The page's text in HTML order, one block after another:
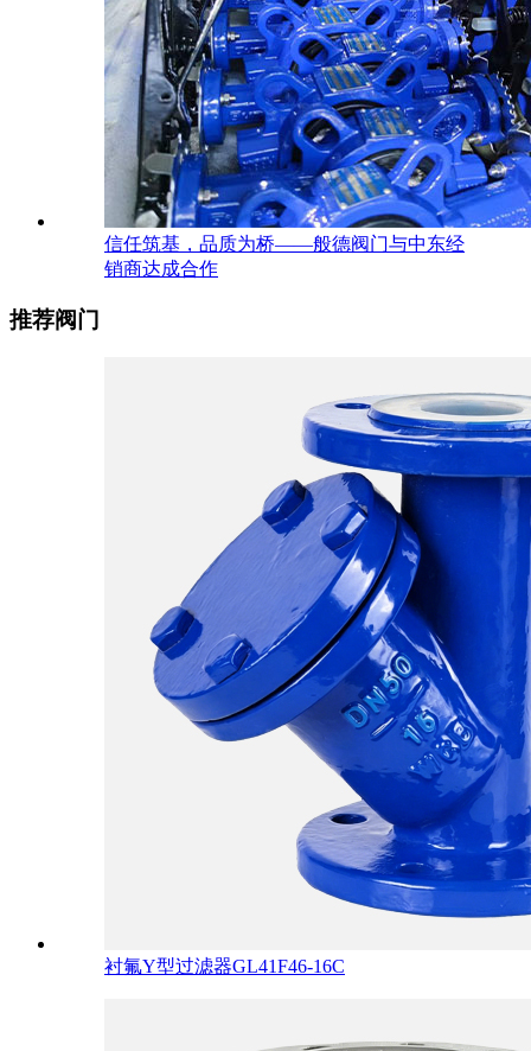
信任筑基，品质为桥——般德阀门与中东经
销商达成合作
推荐阀门
衬氟Y型过滤器GL41F46-16C